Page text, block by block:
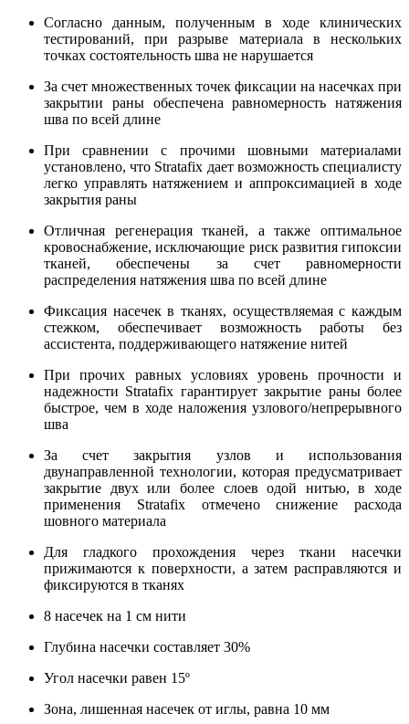
Согласно данным, полученным в ходе клинических
тестирований, при разрыве материала в нескольких
точках состоятельность шва не нарушается
За счет множественных точек фиксации на насечках при
закрытии раны обеспечена равномерность натяжения
шва по всей длине
При сравнении с прочими шовными материалами
установлено, что Stratafix дает возможность специалисту
легко управлять натяжением и аппроксимацией в ходе
закрытия раны
Отличная регенерация тканей, а также оптимальное
кровоснабжение, исключающие риск развития гипоксии
тканей, обеспечены за счет равномерности
распределения натяжения шва по всей длине
Фиксация насечек в тканях, осуществляемая с каждым
стежком, обеспечивает возможность работы без
ассистента, поддерживающего натяжение нитей
При прочих равных условиях уровень прочности и
надежности Stratafix гарантирует закрытие раны более
быстрое, чем в ходе наложения узлового/непрерывного
шва
За счет закрытия узлов и использования
двунаправленной технологии, которая предусматривает
закрытие двух или более слоев одой нитью, в ходе
применения Stratafix отмечено снижение расхода
шовного материала
Для гладкого прохождения через ткани насечки
прижимаются к поверхности, а затем расправляются и
фиксируются в тканях
8 насечек на 1 см нити
Глубина насечки составляет 30%
Угол насечки равен 15º
Зона, лишенная насечек от иглы, равна 10 мм